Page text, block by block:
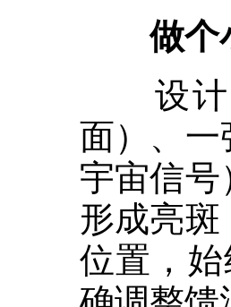
做个
设计科
面）、一
宇宙信
形成亮
位置，